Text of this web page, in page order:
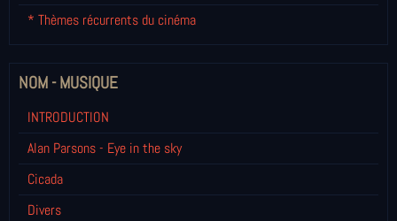
* Thèmes récurrents du cinéma
NOM - MUSIQUE
INTRODUCTION
Alan Parsons - Eye in the sky
Cicada
Divers